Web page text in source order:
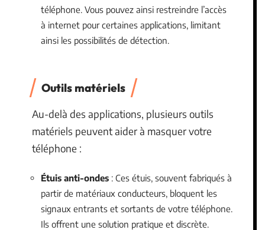
téléphone. Vous pouvez ainsi restreindre l’accès
à internet pour certaines applications, limitant
ainsi les possibilités de détection.
Outils matériels
Au-delà des applications, plusieurs outils
matériels peuvent aider à masquer votre
téléphone :
Étuis anti-ondes : Ces étuis, souvent fabriqués à
partir de matériaux conducteurs, bloquent les
signaux entrants et sortants de votre téléphone.
Ils offrent une solution pratique et discrète.